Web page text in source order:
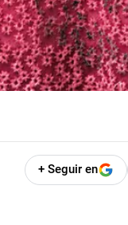
+ Seguir en